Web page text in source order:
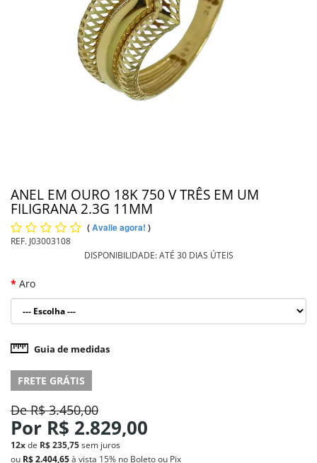
PINGENTE DE OURO
ANEL EM OURO 18K 750 V TRÊS EM UM
FILIGRANA 2.3G 11MM
(Avalie agora! )
REF. J03003108
DISPONIBILIDADE:ATÉ 30 DIAS ÚTEIS
Aro
Guia de medidas
FRETE GRÁTIS
DeR$ 3.450,00
Por R$ 2.829,00
12xde R$ 235,75sem juros
ou R$ 2.404,65à vista 15% no Boleto ou Pix